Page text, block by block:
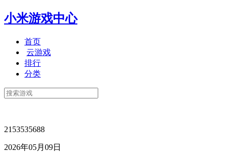
小米游戏中心
首页
云游戏
排行
分类
2153535688
2026年05月09日